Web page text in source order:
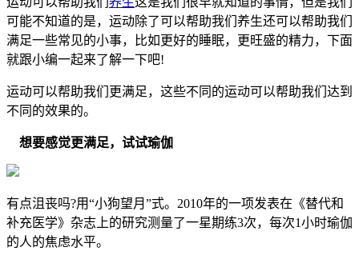
可能不知道的是，运动除了可以帮助我们养生还可以帮助我们
满足一些常见的小事，比如更好的睡眠，更旺盛的精力，下面
就跟小编一起来了解一下吧!
运动可以帮助我们更满足，这些不同的运动可以帮助我们达到
不同的效果的。
想要感觉更满足，试试瑜伽
有点沮丧吗?用“小狗望月”式。2010年的一项发表在《替代和
补充医学》杂志上的研究测量了一星期练3次，每次1小时瑜伽
的人的焦虑水平。